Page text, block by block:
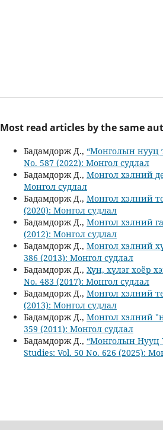
Most read articles by the same
Бадамдорж Д., “Монголын нууц
No. 587 (2022): Монгол судлал
Бадамдорж Д., Монгол хэлний
Монгол судлал
Бадамдорж Д., Монгол хэлний
(2020): Монгол судлал
Бадамдорж Д., Монгол хэлний
(2012): Монгол судлал
Бадамдорж Д., Монгол хэлний
386 (2013): Монгол судлал
Бадамдорж Д., Хүн, хүлэг хоёр
No. 483 (2017): Монгол судлал
Бадамдорж Д., Монгол хэлний
(2013): Монгол судлал
Бадамдорж Д., Монгол хэлний
359 (2011): Монгол судлал
Бадамдорж Д., “Монголын Нууц
Studies: Vol. 50 No. 626 (2025):